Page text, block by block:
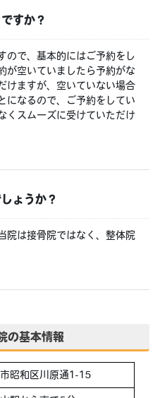
すか？
ので、基本的にはご予約をし
が空いていましたら予約がな
けますが、空いていない場合
になるので、ご予約をしてい
くスムーズに受けていただけ
ょうか？
院は接骨院ではなく、整体院
の基本情報
昭和区川原通1-15